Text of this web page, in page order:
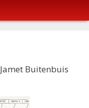
Buitenbuis